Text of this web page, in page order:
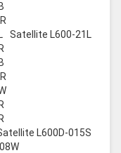
Satellite L600-21L
L600D-015S